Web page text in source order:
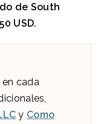
de South
USD.
cada
y Como